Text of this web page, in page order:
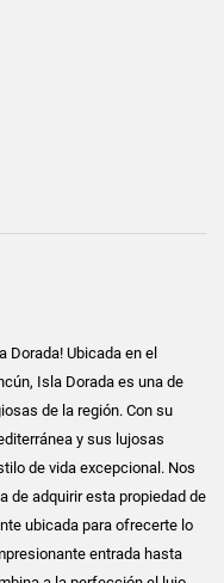
Dorada! Ubicada en el
Isla Dorada es una de
de la región. Con su
y sus lujosas
de vida excepcional. Nos
de adquirir esta propiedad de
ubicada para ofrecerte lo
entrada hasta